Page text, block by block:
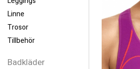
Linne
Trosor
Tillbehör
Badkläder